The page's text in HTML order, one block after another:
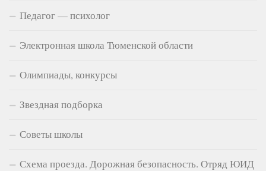
Педагог — психолог
Электронная школа Тюменской области
Олимпиады, конкурсы
Звездная подборка
Советы школы
Схема проезда. Дорожная безопасность. Отряд ЮИД